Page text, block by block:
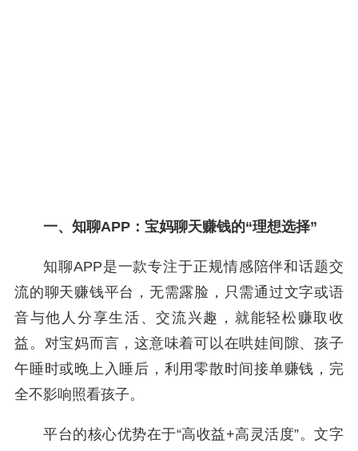
一、知聊APP：宝妈聊天赚钱的“理想选择”
知聊APP是一款专注于正规情感陪伴和话题交
流的聊天赚钱平台，无需露脸，只需通过文字或语
音与他人分享生活、交流兴趣，就能轻松赚取收
益。对宝妈而言，这意味着可以在哄娃间隙、孩子
午睡时或晚上入睡后，利用零散时间接单赚钱，完
全不影响照看孩子。
平台的核心优势在于“高收益+高灵活度”。文字